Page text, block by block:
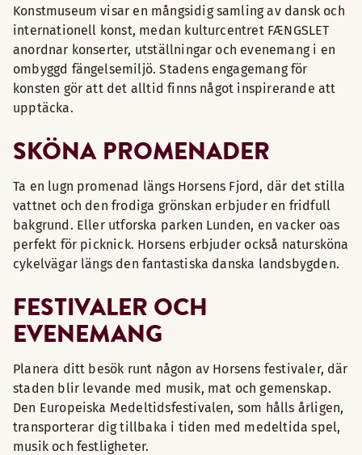
Konstmuseum visar en mångsidig samling av dansk och
internationell konst, medan kulturcentret FÆNGSLET
anordnar konserter, utställningar och evenemang i en
ombyggd fängelsemiljö. Stadens engagemang för
konsten gör att det alltid finns något inspirerande att
upptäcka.
SKÖNA PROMENADER
Ta en lugn promenad längs Horsens Fjord, där det stilla
vattnet och den frodiga grönskan erbjuder en fridfull
bakgrund. Eller utforska parken Lunden, en vacker oas
perfekt för picknick. Horsens erbjuder också natursköna
cykelvägar längs den fantastiska danska landsbygden.
FESTIVALER OCH
EVENEMANG
Planera ditt besök runt någon av Horsens festivaler, där
staden blir levande med musik, mat och gemenskap.
Den Europeiska Medeltidsfestivalen, som hålls årligen,
transporterar dig tillbaka i tiden med medeltida spel,
musik och festligheter.